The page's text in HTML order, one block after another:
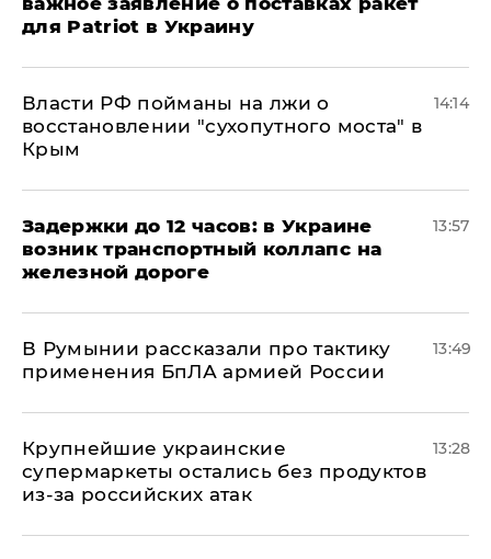
для Patriot в Украину
Власти РФ пойманы на лжи о
восстановлении "сухопутного моста" в
Крым
14:14
Задержки до 12 часов: в Украине
возник транспортный коллапс на
железной дороге
13:57
В Румынии рассказали про тактику
применения БпЛА армией России
13:49
Крупнейшие украинские
супермаркеты остались без продуктов
из-за российских атак
13:28